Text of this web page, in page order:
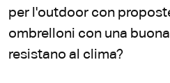
per l'outdoor con
ombrelloni con una
resistano al clima?